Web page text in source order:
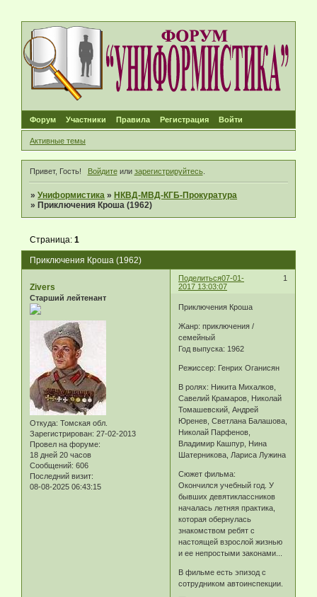
Форум Участники Правила Регистрация Войти
Активные темы
Привет, Гость! Войдитеили зарегистрируйтесь.
»Униформистика » НКВД-МВД-КГБ-Прокуратура
» Приключения Кроша (1962)
Приключения Кроша (1962)
Страница:1
Поделиться 1
07-01-
2017 13:03:07
Zivers
Старший лейтенант
Откуда: Томская обл.
Зарегистрирован: 27-02-2013
Провел на форуме:
18 дней 20 часов
Сообщений: 606
Последний визит:
08-08-2025 06:43:15
Приключения Кроша
Жанр: приключения /
семейный
Год выпуска: 1962
Режиссер: Генрих Оганисян
В ролях: Никита Михалков,
Савелий Крамаров, Николай
Томашевский, Андрей
Юренев, Светлана Балашова,
Николай Парфенов,
Владимир Кашпур, Нина
Шатерникова, Лариса Лужина
Сюжет фильма:
Окончился учебный год. У
бывших девятиклассников
началась летняя практика,
которая обернулась
знакомством ребят с
настоящей взрослой жизнью
и ее непростыми законами...
В фильме есть эпизод с
сотрудником автоинспекции.